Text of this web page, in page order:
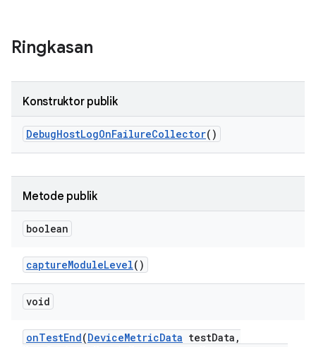
Ringkasan
Konstruktor publik
DebugHostLogOnFailureCollector()
Metode publik
boolean
captureModuleLevel()
void
onTestEnd(DeviceMetricData testData ,